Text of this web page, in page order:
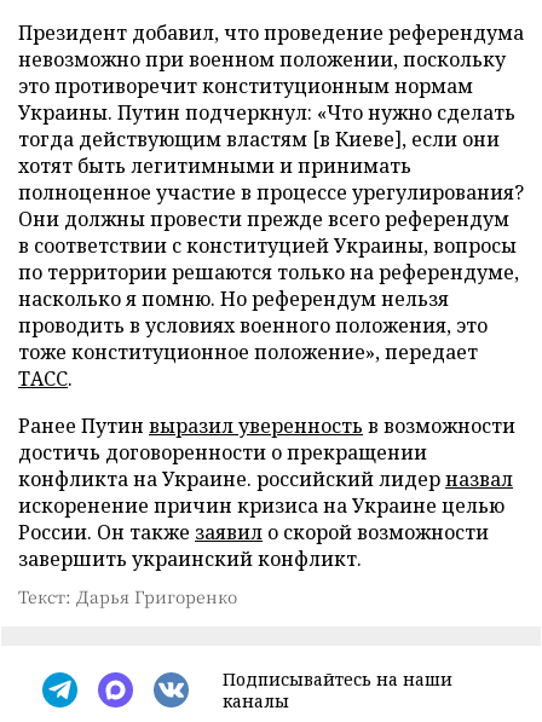
Президент добавил, что проведение референдума
невозможно при военном положении, поскольку
это противоречит конституционным нормам
Украины. Путин подчеркнул: «Что нужно сделать
тогда действующим властям [в Киеве], если они
хотят быть легитимными и принимать
полноценное участие в процессе урегулирования?
Они должны провести прежде всего референдум
в соответствии с конституцией Украины, вопросы
по территории решаются только на референдуме,
насколько я помню. Но референдум нельзя
проводить в условиях военного положения, это
тоже конституционное положение», передает
ТАСС.
Ранее Путин выразил уверенность в возможности
достичь договоренности о прекращении
конфликта на Украине. российский лидерназвал
искоренение причин кризиса на Украине целью
России. Он также заявил о скорой возможности
завершить украинский конфликт.
Текст: Дарья Григоренко
Подписывайтесь на наши
каналы